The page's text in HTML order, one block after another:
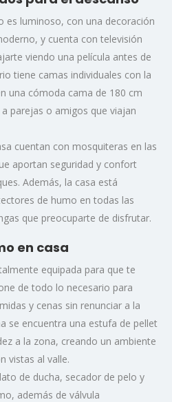
es luminoso, con una decoración
y cuenta con televisión
viendo una película antes de
tiene camas individuales con la
una cómoda cama de 180 cm
parejas o amigos que viajan
cuentan con mosquiteras en las
aportan seguridad y confort
Además, la casa está
de humo en todas las
que preocuparte de disfrutar.
en casa
equipada para que te
de todo lo necesario para
y cenas sin renunciar a la
se encuentra una estufa de pellet
a la zona, creando un ambiente
vistas al valle.
de ducha, secador de pelo y
además de válvula